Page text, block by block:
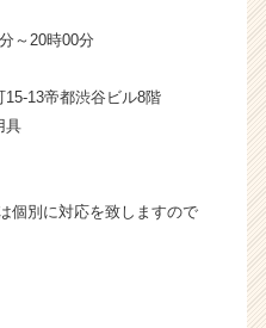
～20時00分
13帝都渋谷ビル8階
具
個別に対応を致しますので